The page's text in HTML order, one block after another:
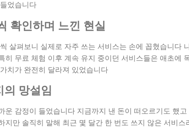
었습니다
확인하며 느낀 현실
살펴보니 실제로 자주 쓰는 서비스는 손에 꼽혔습니다
히 무료 체험 이후 계속 유지 중이던 서비스들은 애초에
치가 완전히 달라져 있었습니다
망설임
운 감정이 들었습니다 지금까지 낸 돈이 떠오르기도 했
지만 솔직히 말해 최근 몇 달간 한 번도 쓰지 않은 서비스